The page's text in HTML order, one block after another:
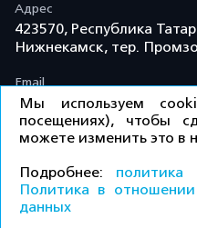
Адрес
423570, Республика
Нижнекамск, тер.
Email
info@td-kama.com
©ООО «Торговый дом
защищены.
Политика
Мы используем
посещениях), чтобы
можете изменить это в
Подробнее: политика
Политика в
данных